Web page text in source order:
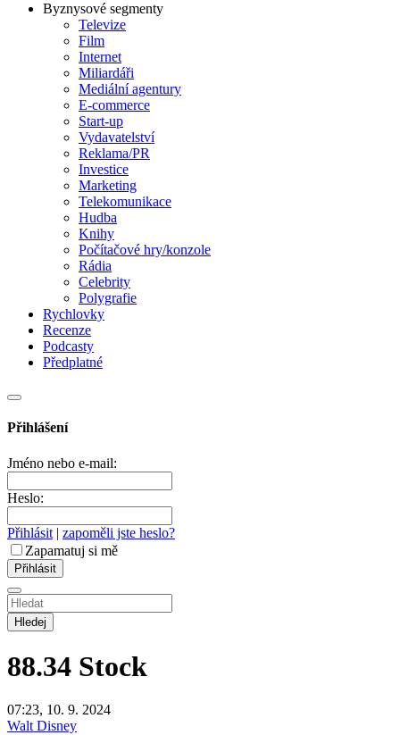
Byznysové segmenty
Televize
Film
Internet
Miliardáři
Mediální agentury
E-commerce
Start-up
Vydavatelství
Reklama/PR
Investice
Marketing
Telekomunikace
Hudba
Knihy
Počítačové hry/konzole
Rádia
Celebrity
Polygrafie
Rychlovky
Recenze
Podcasty
Předplatné
Přihlášení
Jméno nebo e-mail:
Heslo:
Přihlásit | zapoměli jste heslo?
Zapamatuj si mě
Hledej
88.34 Stock
07:23, 10. 9. 2024
Walt Disney